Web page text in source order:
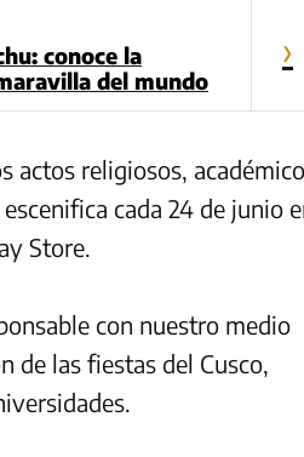
conoce la
del mundo
›
actos religiosos,
cada 24 de junio
Store.
con nuestro medio
de las fiestas del Cusco,